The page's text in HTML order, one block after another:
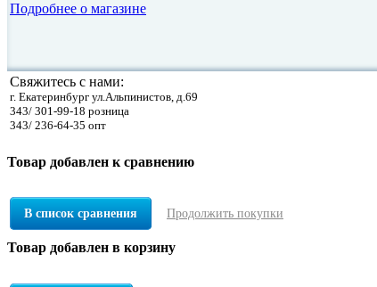
Подробнее о магазине
Свяжитесь с нами:
г. Екатеринбург ул.Альпинистов, д.69
343/ 301-99-18 розница
343/ 236-64-35 опт
Товар добавлен к сравнению
В список сравнения Продолжить покупки
Товар добавлен в корзину